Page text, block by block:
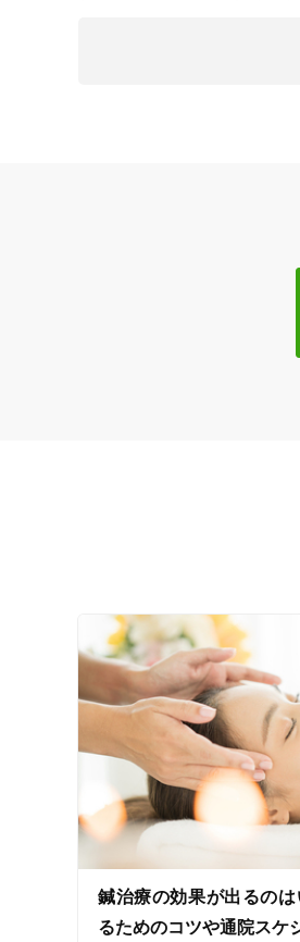
鍼治療の効果が出るの
るためのコツや通院スケ